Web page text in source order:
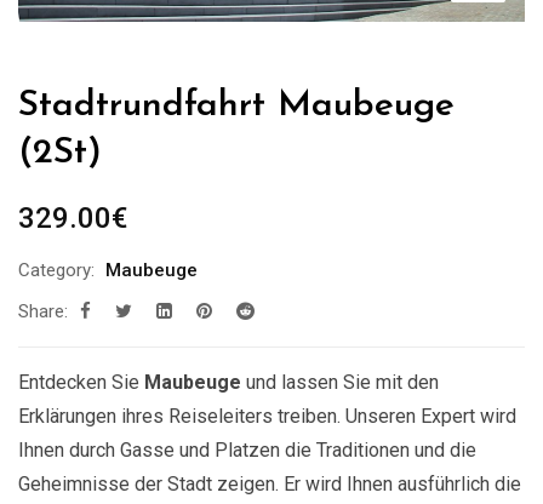
Stadtrundfahrt Maubeuge
(2St)
329.00€
Category:
Maubeuge
Share:
Entdecken Sie Maubeuge und lassen Sie mit den
Erklärungen ihres Reiseleiters treiben. Unseren Expert wird
Ihnen durch Gasse und Platzen die Traditionen und die
Geheimnisse der Stadt zeigen. Er wird Ihnen ausführlich die